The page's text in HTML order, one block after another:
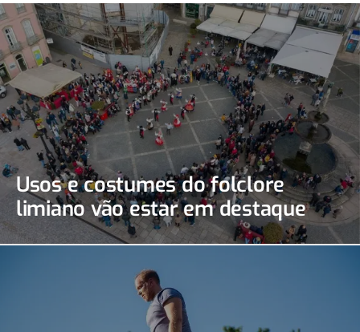
Usos e costumes do folclore
limiano vão estar em destaque